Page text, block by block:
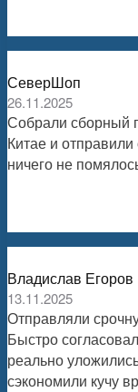
СеверШоп
26.11.2025
Собрали сборный
Китае и
ничего не
Владислав Егоров
13.11.2025
Отправляли
Быстро
реально
сэкономили кучу